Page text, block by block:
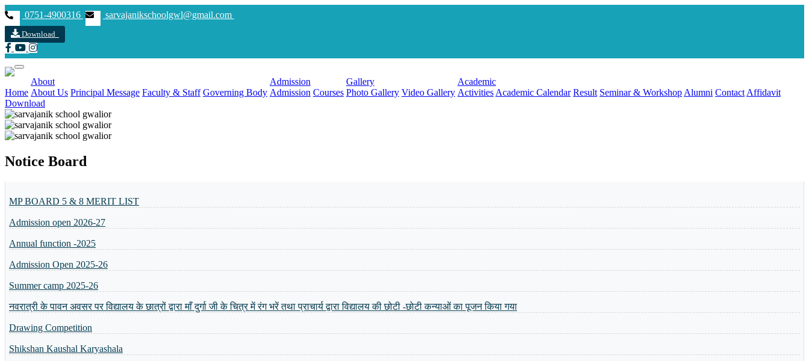
0751-4900316 sarvajanikschoolgwl@gmail.com
Download
Home
About
About Us Principal Message Faculty & Staff Governing Body
Admission
Admission Courses
Gallery
Photo Gallery Video Gallery
Academic
Activities Academic Calendar Result Seminar & Workshop Alumni Contact Affidavit
Download
Notice Board
Drawing Competition